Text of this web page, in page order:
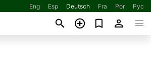
Eng Esp Deutsch Fra Por Рус